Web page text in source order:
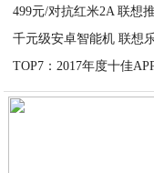
499元/对抗红米2A 联想
千元级安卓智能机 联想
TOP7：2017年度十佳